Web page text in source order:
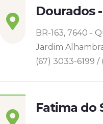
Dourados
BR-163, 7640 -
Jardim
(67) 3033-6199 /
Fatima do